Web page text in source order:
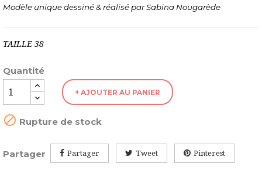
Modèle unique dessiné & réalisé par Sabina Nougarède
TAILLE 38
Quantité
+ AJOUTER AU PANIER
 Rupture de stock
Partager Partager Tweet Pinterest